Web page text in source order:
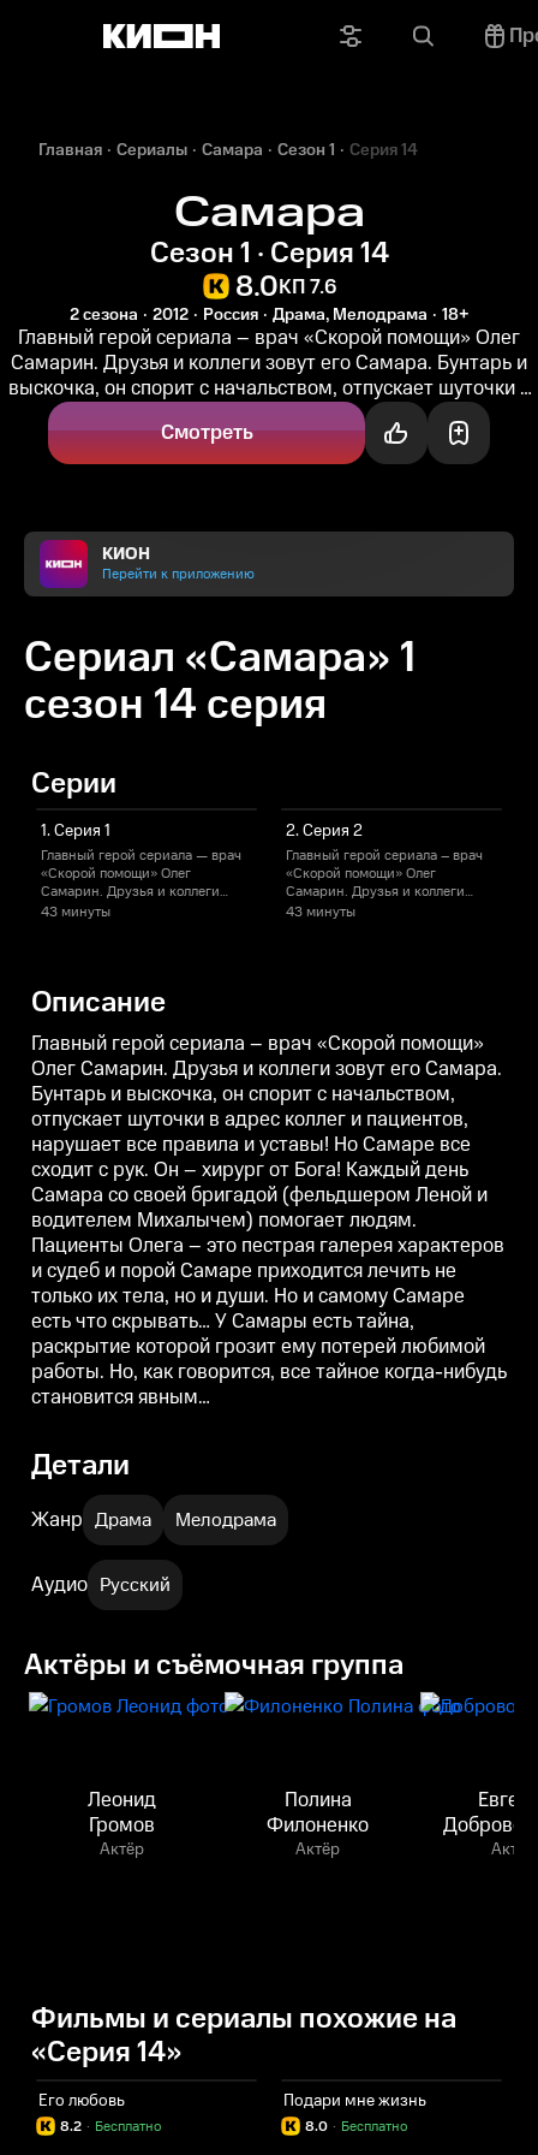
Главная Сериалы Самара Сезон 1 Серия 14
Самара
Сезон 1 · Серия 14
8.0КП 7.6
2 сезона 2012 Россия Драма, Мелодрама 18+
Главный герой сериала – врач «Скорой помощи» Олег
Самарин. Друзья и коллеги зовут его Самара. Бунтарь и
выскочка, он спорит с начальством, отпускает шуточки в
Смотреть
КИОН
Перейти к приложению
Сериал «Самара» 1
сезон 14 серия
Серии
1. Серия 1
Главный герой сериала — врач
«Скорой помощи» Олег
Самарин. Друзья и коллеги
зовут его Самара. Бунтарь и
Но Самаре все сходит с рук. Он
— хирург от Бога! Каждый день
Самара со своей бригадой
(фельдшером Леной и
водителем Михалычем)
помогает людям. Пациенты
Олега — это пестрая галерея
характеров и судеб и порой
Самаре приходится лечить не
только их тела, но и души. Но и
самому Самаре есть что
скрывать… У Самары есть тайна,
раскрытие которой грозит ему
потерей любимой работы. Но,
как говорится, все тайное
когда-нибудь становится
явным…
43 минуты
2. Серия 2
Главный герой сериала – врач
«Скорой помощи» Олег
Самарин. Друзья и коллеги
зовут его Самара. Бунтарь и
Самара со своей бригадой
(фельдшером Леной и
водителем Михалычем)
помогает людям. Пациенты
Олега – это пестрая галерея
характеров и судеб и порой
Самаре приходится лечить не
только их тела, но и души. Но и
самому Самаре есть что
скрывать… У Самары есть тайна,
раскрытие которой грозит ему
потерей любимой работы. Но,
как говорится, все тайное
когда-нибудь становится
явным…
43 минуты
Описание
Главный герой сериала – врач «Скорой помощи»
Олег Самарин. Друзья и коллеги зовут его Самара.
Бунтарь и выскочка, он спорит с начальством,
отпускает шуточки в адрес коллег и пациентов,
нарушает все правила и уставы! Но Самаре все
сходит с рук. Он – хирург от Бога! Каждый день
Самара со своей бригадой (фельдшером Леной и
водителем Михалычем) помогает людям.
Пациенты Олега – это пестрая галерея характеров
и судеб и порой Самаре приходится лечить не
только их тела, но и души. Но и самому Самаре
есть что скрывать… У Самары есть тайна,
раскрытие которой грозит ему потерей любимой
работы. Но, как говорится, все тайное когда-нибудь
становится явным…
Детали
Жанр Драма Мелодрама
Аудио Русский
Актёры и съёмочная группа
Леонид
Громов
Актёр
Полина
Филоненко
Актёр Актёр
Фильмы и сериалы похожие на
«Серия 14»
Его любовь
8.2 Бесплатно
·
Подари мне жизнь
8.0 Бесплатно
·